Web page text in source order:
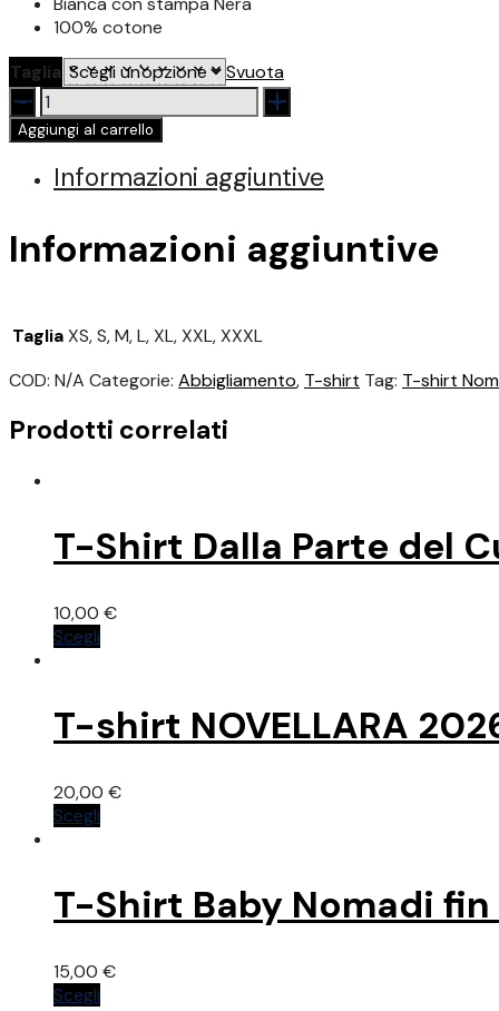
100% cotone
Taglia
Svuota
T-
shirt
Nomadi
Bianca
quantità
Aggiungi al carrello
Informazioni aggiuntive
Informazioni aggiuntive
TagliaXS, S, M, L, XL, XXL, XXXL
COD: N/A Categorie: Abbigliamento, T-shirt Tag: T-shirt
Prodotti correlati
T-Shirt Dalla Parte del
10,00 €
Scegli
varianti.
Le
possono
essere
pagina
del
T-shirt NOVELLARA
20,00 €
Scegli
varianti.
Le
possono
essere
T-Shirt Baby Nomadi
15,00 €
Scegli